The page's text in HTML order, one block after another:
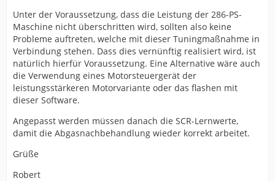
Unter der Voraussetzung, dass die Leistung der 286-PS-
Maschine nicht überschritten wird, sollten also keine
Probleme auftreten, welche mit dieser Tuningmaßnahme in
Verbindung stehen. Dass dies vernünftig realisiert wird, ist
natürlich hierfür Voraussetzung. Eine Alternative wäre auch
die Verwendung eines Motorsteuergerät der
leistungsstärkeren Motorvariante oder das flashen mit
dieser Software.
Angepasst werden müssen danach die SCR-Lernwerte,
damit die Abgasnachbehandlung wieder korrekt arbeitet.
Grüße
Robert